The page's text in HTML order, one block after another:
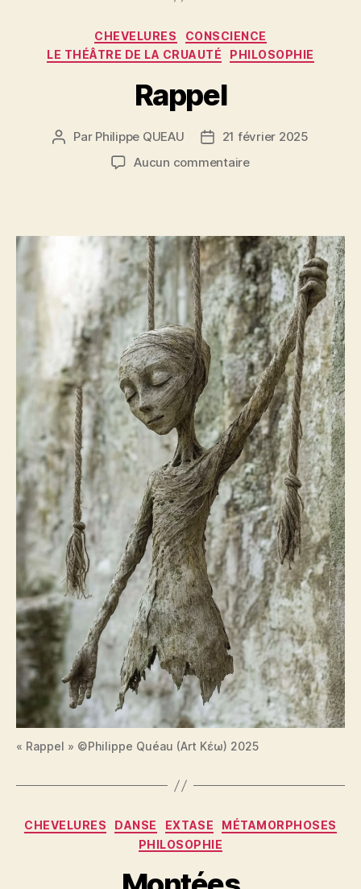
Catégories
CHEVELURES
CONSCIENCE
LE THÉÂTRE DE LA CRUAUTÉ
PHILOSOPHIE
Rappel
Auteur
Par Philippe QUEAU
Date21 février 2025
Aucun commentairesur
« Rappel » ©Philippe Quéau (Art Κέω) 2025
Catégories
CHEVELURES DANSE EXTASE
MÉTAMORPHOSES
PHILOSOPHIE